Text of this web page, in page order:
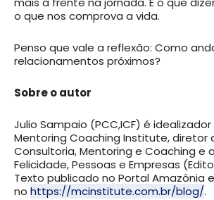
o que nos comprova a vida.
Penso que vale a reflexão: Como
relacionamentos próximos?
Sobre o autor
Julio Sampaio (PCC,ICF) é idealizador
Mentoring Coaching Institute, diretor
Consultoria, Mentoring e Coaching e
Felicidade, Pessoas e Empresas
Texto publicado no Portal Amazônia e
no https://mcinstitute.com.br/blog/.